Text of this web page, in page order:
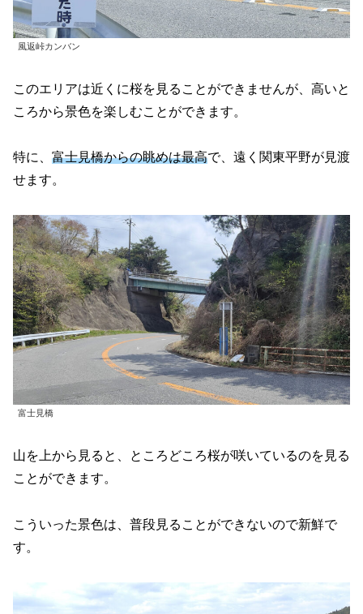
風返峠カンバン
このエリアは近くに桜を見ることができませんが、高いと
ころから景色を楽しむことができます。
特に、 富士見橋からの眺めは最高で、遠く関東平野が見渡
せます。
富士見橋
山を上から見ると、ところどころ桜が咲いているのを見る
ことができます。
こういった景色は、普段見ることができないので新鮮で
す。